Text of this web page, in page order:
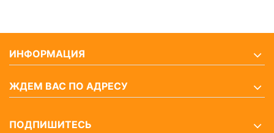
ИНФОРМАЦИЯ
ЖДЕМ ВАС ПО АДРЕСУ
ПОДПИШИТЕСЬ